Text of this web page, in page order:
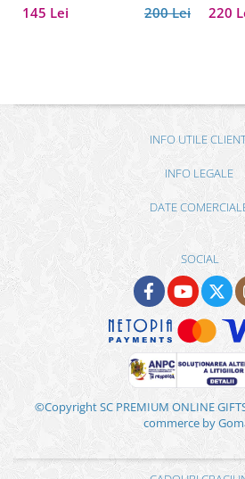
200 Lei
145 Lei 220
INFO UTILE
INFO LEGALE
DATE
SOCIAL
©Copyright SC PREMIUM ONLINE
commerce by